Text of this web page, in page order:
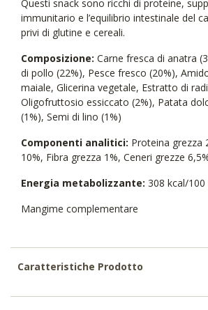
Questi snack sono ricchi di proteine,
immunitario e l’equilibrio intestinale del
privi di glutine e cereali.
Composizione: Carne fresca di anatra
di pollo (22%), Pesce fresco (20%),
maiale, Glicerina vegetale, Estratto di
Oligofruttosio essiccato (2%), Patata
(1%), Semi di lino (1%)
Componenti analitici: Proteina grezza
10%, Fibra grezza 1%, Ceneri grezze
Energia metabolizzante: 308 kcal/100
Mangime complementare
Caratteristiche Prodotto